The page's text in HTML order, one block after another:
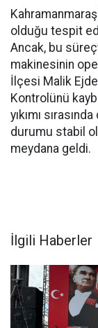
olduğu tespit
Ancak, bu
makinesinin
İlçesi Malik
Kontrolünü
yıkımı
durumu stabil
meydana geldi.
İlgili Haberler